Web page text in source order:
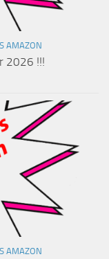
AMAZON
2026 !!!
AMAZON